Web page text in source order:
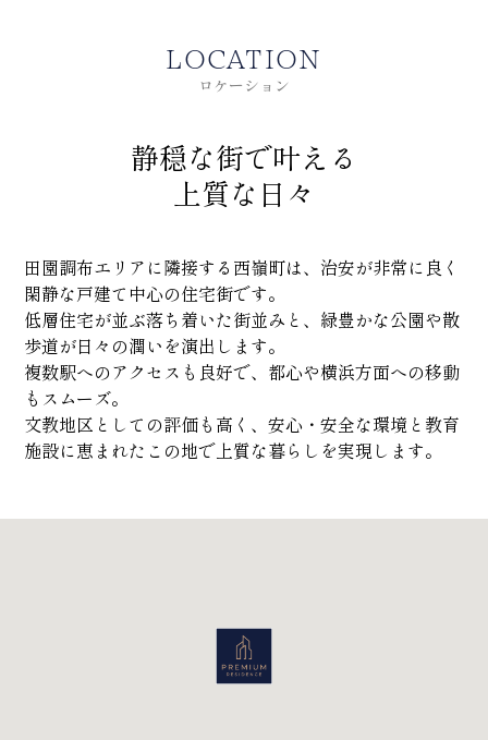
LOCATION
ロケーション
静穏な街で叶える
上質な日々
田園調布エリアに隣接する西嶺町は、治安が非常に良く
閑静な戸建て中心の住宅街です。
低層住宅が並ぶ落ち着いた街並みと、緑豊かな公園や散
歩道が日々の潤いを演出します。
複数駅へのアクセスも良好で、都心や横浜方面への移動
もスムーズ。
文教地区としての評価も高く、安心・安全な環境と教育
施設に恵まれたこの地で上質な暮らしを実現します。